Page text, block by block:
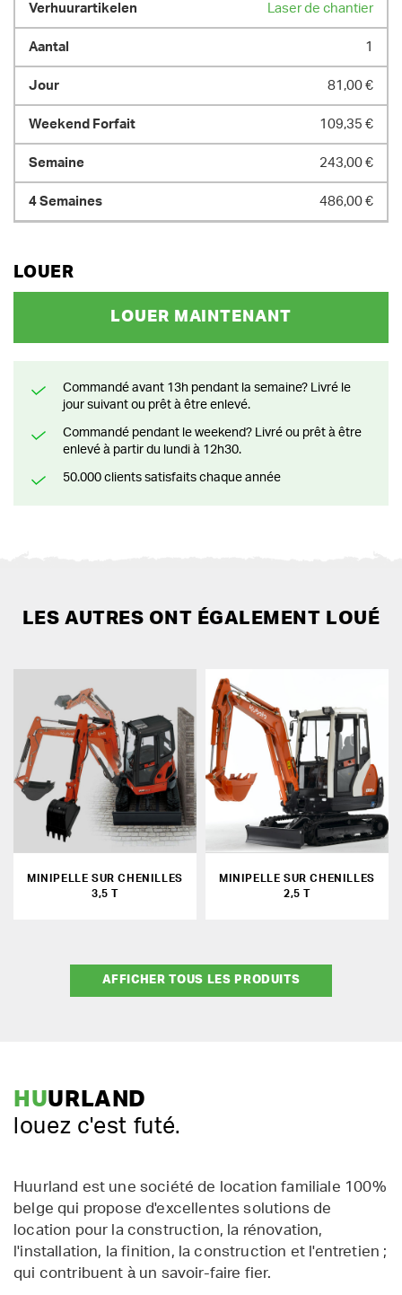
Laser de chantier
1
81,00 €
109,35 €
243,00 €
486,00 €
LOUER
LOUER MAINTENANT
Commandé avant 13h pendant la semaine? Livré le
jour suivant ou prêt à être enlevé.
Commandé pendant le weekend? Livré ou prêt à être
enlevé à partir du lundi à 12h30.
50.000 clients satisfaits chaque année
LES AUTRES ONT ÉGALEMENT LOUÉ
MINIPELLE SUR CHENILLES
3,5 T
MINIPELLE SUR CHENILLES
2,5 T
AFFICHER TOUS LES PRODUITS
HUURLAND
louez c'est futé.
Huurland est une société de location familiale 100%
belge qui propose d'excellentes solutions de
location pour la construction, la rénovation,
l'installation, la finition, la construction et l'entretien ;
qui contribuent à un savoir-faire fier.